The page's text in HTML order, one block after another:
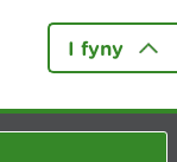
I fyny